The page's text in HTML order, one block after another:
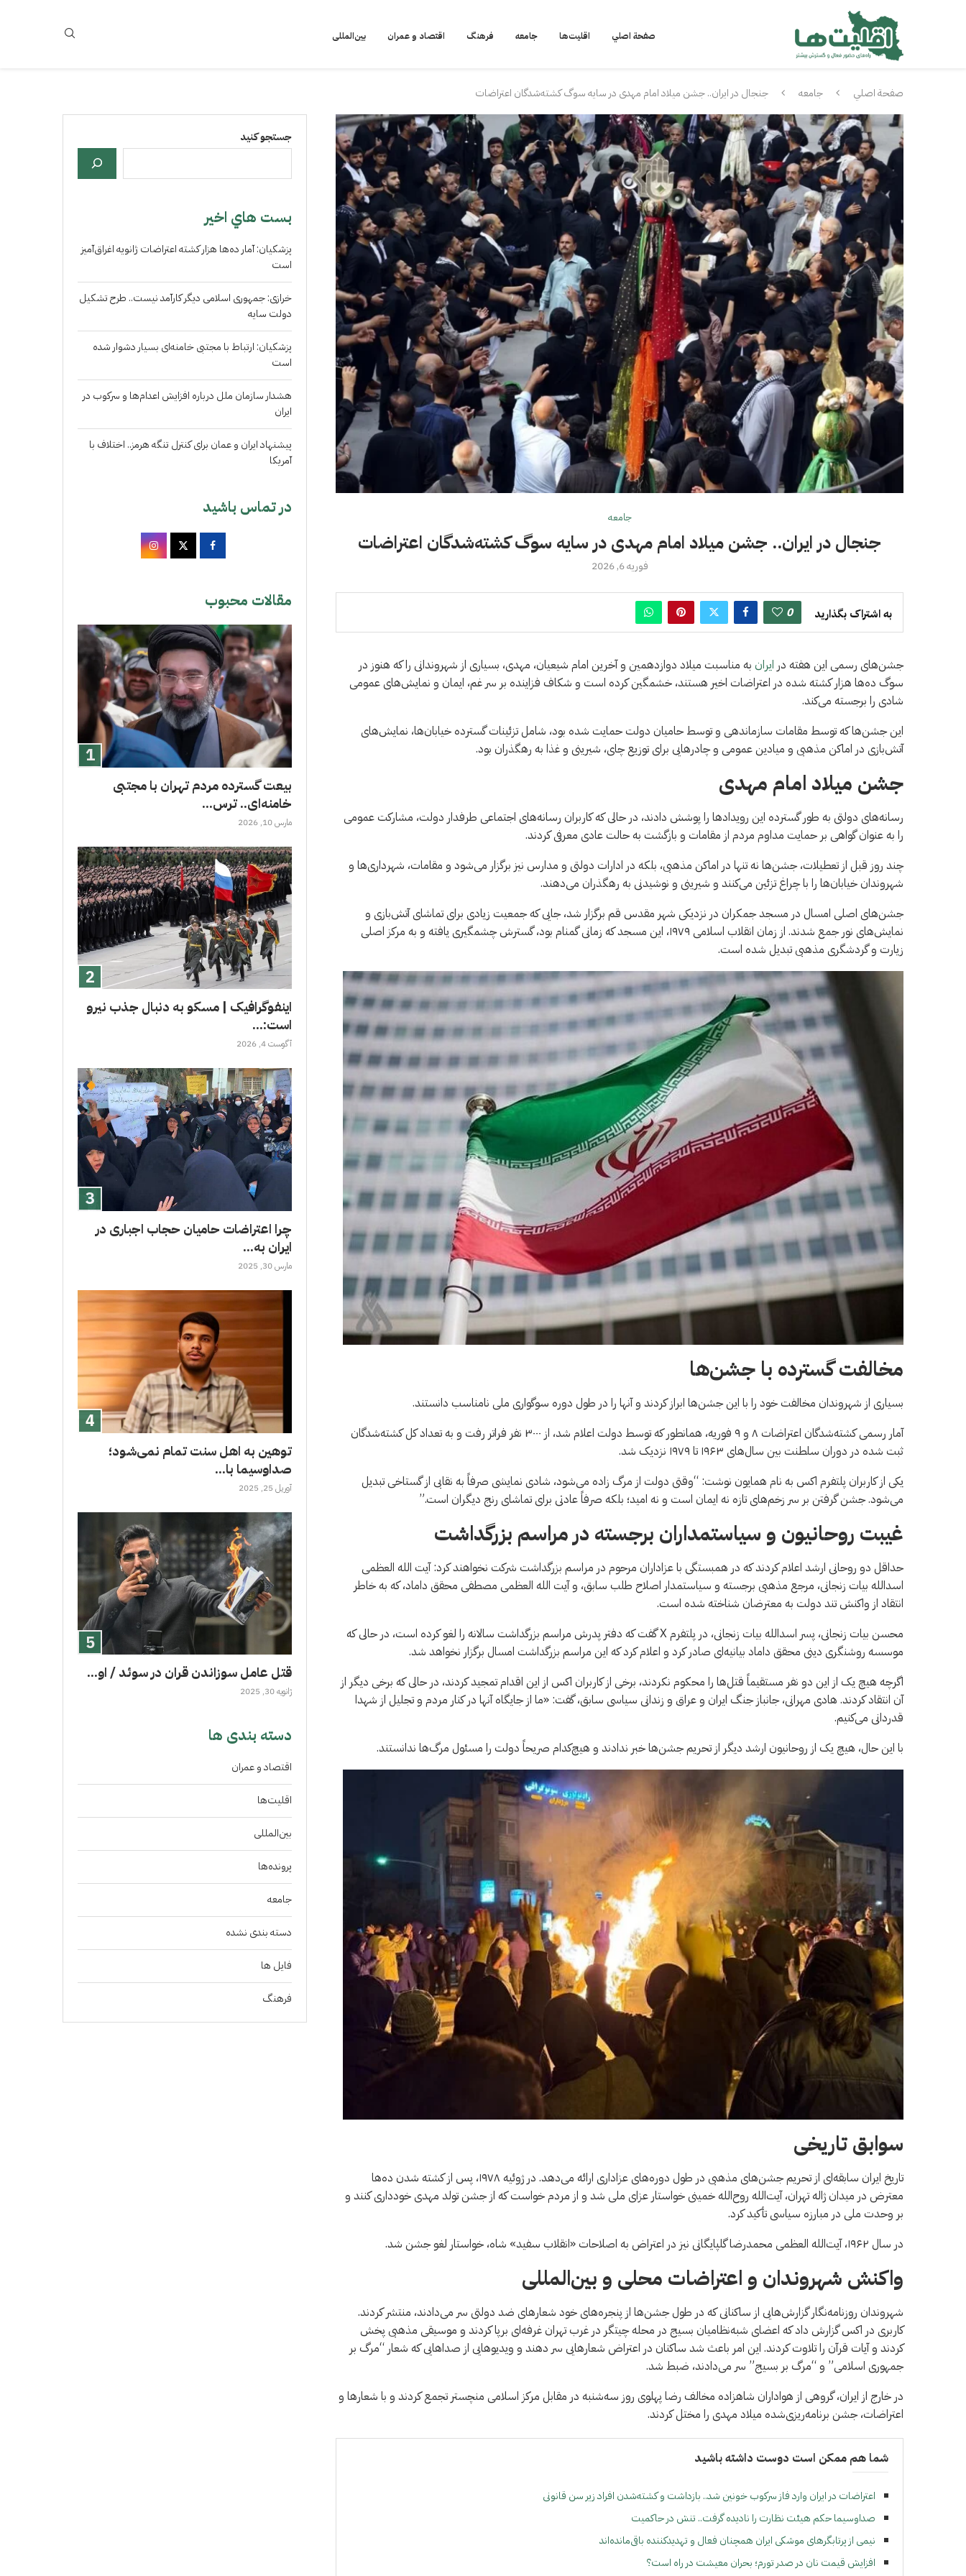
صفحة اصلي اقلیت‌ها جامعه فرهنگ اقتصاد و عمران بین‌المللی
صفحة اصلي جامعه جنجال در ایران.. جشن میلاد امام مهدی در سایه سوگ کشته‌شدگان اعتراضات
جامعه
جنجال در ایران.. جشن میلاد امام مهدی در سایه سوگ کشته‌شدگان اعتراضات
فوریه 6, 2026
به اشتراک بگذارید 0
جشن‌های رسمی این هفته در ایران به مناسبت میلاد دوازدهمین و آخرین امام شیعیان، مهدی، بسیاری از شهروندانی را که هنوز در
سوگ ده‌ها هزار کشته شده در اعتراضات اخیر هستند، خشمگین کرده است و شکاف فزاینده بر سر غم، ایمان و نمایش‌های عمومی
شادی را برجسته می‌کند.
این جشن‌ها که توسط مقامات سازماندهی و توسط حامیان دولت حمایت شده بود، شامل تزئینات گسترده خیابان‌ها، نمایش‌های
آتش‌بازی در اماکن مذهبی و میادین عمومی و چادرهایی برای توزیع چای، شیرینی و غذا به رهگذران بود.
جشن میلاد امام مهدی
رسانه‌های دولتی به طور گسترده این رویدادها را پوشش دادند، در حالی که کاربران رسانه‌های اجتماعی طرفدار دولت، مشارکت عمومی
را به عنوان گواهی بر حمایت مداوم مردم از مقامات و بازگشت به حالت عادی معرفی کردند.
چند روز قبل از تعطیلات، جشن‌ها نه تنها در اماکن مذهبی، بلکه در ادارات دولتی و مدارس نیز برگزار می‌شود و مقامات، شهرداری‌ها و
شهروندان خیابان‌ها را با چراغ تزئین می‌کنند و شیرینی و نوشیدنی به رهگذران می‌دهند.
جشن‌های اصلی امسال در مسجد جمکران در نزدیکی شهر مقدس قم برگزار شد، جایی که جمعیت زیادی برای تماشای آتش‌بازی و
نمایش‌های نور جمع شدند. از زمان انقلاب اسلامی ۱۹۷۹، این مسجد که زمانی گمنام بود، گسترش چشمگیری یافته و به مرکز اصلی
زیارت و گردشگری مذهبی تبدیل شده است.
مخالفت گسترده با جشن‌ها
بسیاری از شهروندان مخالفت خود را با این جشن‌ها ابراز کردند و آنها را در طول دوره سوگواری ملی نامناسب دانستند.
آمار رسمی کشته‌شدگان اعتراضات ۸ و ۹ فوریه، همانطور که توسط دولت اعلام شد، از ۳۰۰۰ نفر فراتر رفت و به تعداد کل کشته‌شدگان
ثبت شده در دوران سلطنت بین سال‌های ۱۹۶۳ تا ۱۹۷۹ نزدیک شد.
یکی از کاربران پلتفرم اكس به نام همایون نوشت: “وقتی دولت از مرگ زاده می‌شود، شادی نمایشی صرفاً به نقابی از گستاخی تبدیل
می‌شود. جشن گرفتن بر سر زخم‌های تازه نه ایمان است و نه امید؛ بلکه صرفاً عادتی برای تماشای رنج دیگران است.”
غیبت روحانیون و سیاستمداران برجسته در مراسم بزرگداشت
حداقل دو روحانی ارشد اعلام کردند که در همبستگی با عزاداران مرحوم در مراسم بزرگداشت شرکت نخواهند کرد: آیت الله العظمی
اسدالله بیات زنجانی، مرجع مذهبی برجسته و سیاستمدار اصلاح طلب سابق، و آیت الله العظمی مصطفی محقق داماد، که به خاطر
انتقاد از واکنش تند دولت به معترضان شناخته شده است.
محسن بیات زنجانی، پسر اسدالله بیات زنجانی، در پلتفرم X گفت که دفتر پدرش مراسم بزرگداشت سالانه را لغو کرده است، در حالی که
موسسه روشنگری دینی محقق داماد بیانیه‌ای صادر کرد و اعلام کرد که این مراسم بزرگداشت امسال برگزار نخواهد شد.
اگرچه هیچ یک از این دو نفر مستقیماً قتل‌ها را محکوم نکردند، برخی از کاربران اكس از این اقدام تمجید کردند، در حالی که برخی دیگر از
آن انتقاد کردند. هادی مهرانی، جانباز جنگ ایران و عراق و زندانی سیاسی سابق، گفت: «ما از جایگاه آنها در کنار مردم و تجلیل از شهدا
قدردانی می‌کنیم.
با این حال، هیچ یک از روحانیون ارشد دیگر از تحریم جشن‌ها خبر ندادند و هیچ‌کدام صریحاً دولت را مسئول مرگ‌ها ندانستند.
سوابق تاریخی
تاریخ ایران سابقه‌ای از تحریم جشن‌های مذهبی در طول دوره‌های عزاداری ارائه می‌دهد. در ژوئیه ۱۹۷۸، پس از کشته شدن ده‌ها
معترض در میدان ژاله تهران، آیت‌الله روح‌الله خمینی خواستار عزای ملی شد و از مردم خواست که از جشن تولد مهدی خودداری کنند و
بر وحدت ملی در مبارزه سیاسی تأکید کرد.
در سال ۱۹۶۲، آیت‌الله العظمی محمدرضا گلپایگانی نیز در اعتراض به اصلاحات «انقلاب سفید» شاه، خواستار لغو جشن شد.
واکنش شهروندان و اعتراضات محلی و بین‌المللی
شهروندان روزنامه‌نگار گزارش‌هایی از ساکنانی که در طول جشن‌ها از پنجره‌های خود شعارهای ضد دولتی سر می‌دادند، منتشر کردند.
کاربری در اكس گزارش داد که اعضای شبه‌نظامیان بسیج در محله چیتگر در غرب تهران غرفه‌ای برپا کردند و موسیقی مذهبی پخش
کردند و آیات قرآن را تلاوت کردند. این امر باعث شد ساکنان در اعتراض شعارهایی سر دهند و ویدیوهایی از صداهایی که شعار “مرگ بر
جمهوری اسلامی” و “مرگ بر بسیج” سر می‌دادند، ضبط شد.
در خارج از ایران، گروهی از هواداران شاهزاده مخالف رضا پهلوی روز سه‌شنبه در مقابل مرکز اسلامی منچستر تجمع کردند و با شعارها و
اعتراضات، جشن برنامه‌ریزی‌شده میلاد مهدی را مختل کردند.
شما هم ممکن است دوست داشته باشید
اعتراضات در ایران وارد فاز سرکوب خونین شد.. بازداشت و کشته‌شدن افراد زیر سن قانونی
صداوسیما حکم هیئت نظارت را نادیده گرفت.. تنش در حاکمیت
نیمی از پرتابگرهای موشکی ایران همچنان فعال و تهدیدکننده باقی‌مانده‌اند
افزایش قیمت نان در صدر تورم؛ بحران معیشت در راه است؟
جستجو کنید
بست هاي اخير
پزشکیان: آمار ده‌ها هزار کشته اعتراضات ژانویه اغراق‌آمیز
است
خرازی: جمهوری اسلامی دیگر کارآمد نیست.. طرح تشکیل
دولت سایه
پزشکیان: ارتباط با مجتبی خامنه‌ای بسیار دشوار شده
است
هشدار سازمان ملل درباره افزایش اعدام‌ها و سرکوب در
ایران
پیشنهاد ایران و عمان برای کنترل تنگه هرمز.. اختلاف با
آمریکا
در تماس باشید
مقالات محبوب
بیعت گسترده مردم تهران با مجتبی
خامنه‌ای.. ترس...
مارس 10, 2026
اینفوگرافیک | مسکو به دنبال جذب نیرو
است:...
آگوست 4, 2026
چرا اعتراضات حامیان حجاب اجباری در
ایران به...
مارس 30, 2025
توهین به اهل سنت تمام نمی‌شود؛
صداوسیما با...
آوریل 25, 2025
قتل عامل سوزاندن قران در سوئد / او...
ژانویه 30, 2025
دسته بندی ها
اقتصاد و عمران
اقلیت‌ها
بین‌المللی
پرونده‌ها
جامعه
دسته بندی نشده
فايل ها
فرهنگ